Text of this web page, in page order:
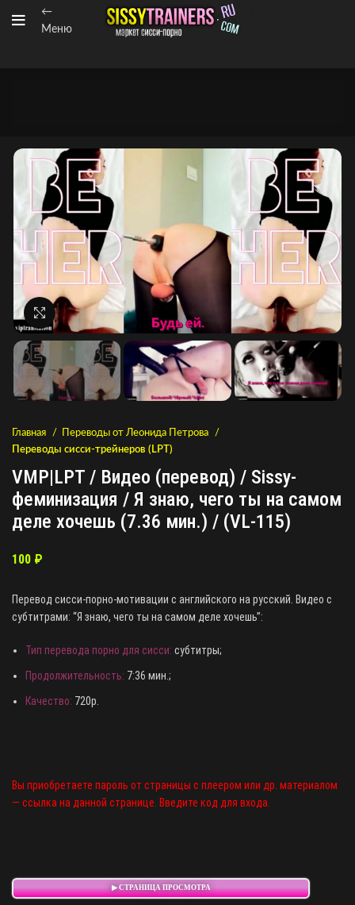
←
Меню
Нажмите, чтобы увеличить
Главная
Переводы от Леонида Петрова
Переводы сисси-трейнеров (LPT)
VMP|LPT / Видео (перевод) / Sissy-
феминизация / Я знаю, чего ты на самом
деле хочешь (7.36 мин.) / (VL-115)
100 ₽
Перевод сисси-порно-мотивации с английского на русский. Видео с
субтитрами: “Я знаю, чего ты на самом деле хочешь”:
Тип перевода порно для сисси: субтитры;
Продолжительность: 7:36 мин.;
Качество: 720p.
Вы приобретаете пароль от страницы с плеером или др. материалом
— ссылка на данной странице. Введите код для входа.
▶ СТРАНИЦА ПРОСМОТРА